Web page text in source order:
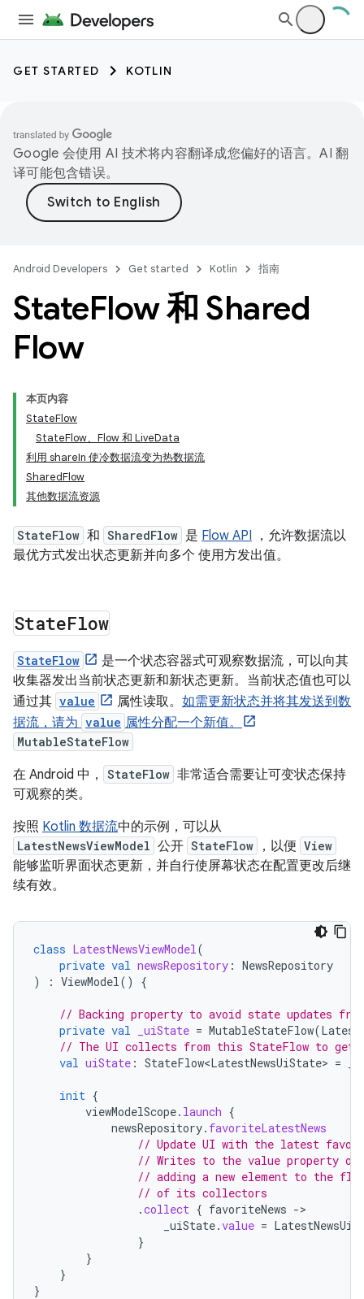
GET STARTED KOTLIN
Google 会使用 AI 技术将内容翻译成您偏好的语言。AI 翻
译可能包含错误。
Android Developers Get started Kotlin 指南
StateFlow 和 Shared
Flow
本页内容
StateFlow
StateFlow、Flow 和 LiveData
利用 shareIn 使冷数据流变为热数据流
SharedFlow
其他数据流资源
StateFlow 和 SharedFlow 是 Flow API ，允许数据流以
最优方式发出状态更新并向多个 使用方发出值。
StateFlow
StateFlow
是一个状态容器式可观察数据流，可以向其
收集器发出当前状态更新和新状态更新。当前状态值也可以
通过其 value 属性读取。 如需更新状态并将其发送到数
据流，请为 value 属性分配一个新值。
MutableStateFlow
在 Android 中， StateFlow 非常适合需要让可变状态保持
可观察的类。
按照 Kotlin 数据流中的示例，可以从
LatestNewsViewModel 公开 StateFlow ，以便 View
能够监听界面状态更新，并自行使屏幕状态在配置更改后继
续有效。
class LatestNewsViewModel(
private val newsRepository : NewsRepository
)
: ViewModel() {
// Backing property to avoid state updates
private val _uiState = MutableStateFlow(
// The UI collects from this StateFlow to get
val uiState : StateFlow<LatestNewsUiState> =
init {
viewModelScope. launch {
newsRepository. favoriteLatestNews
// Update UI with the latest
// Writes to the value property of
// adding a new element to the
// of its collectors
.collect { favoriteNews -
_uiState.value =
}
}
}
}